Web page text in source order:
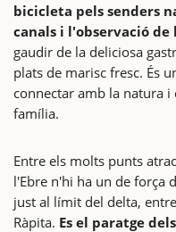
bicicleta pels senders
canals i l'observació de
gaudir de la deliciosa
plats de marisc fresc. És
connectar amb la natura
família.
Entre els molts punts
l'Ebre n'hi ha un de força
just al límit del delta,
Ràpita. Es el paratge